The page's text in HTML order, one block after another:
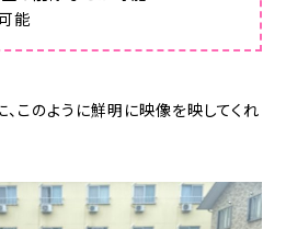
能
、このように鮮明に映像を映してくれ